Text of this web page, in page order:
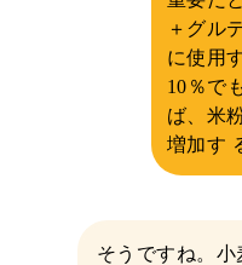
＋グル
に使用
10％で
ば、米
増加す
そうですね。小